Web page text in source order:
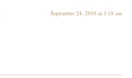
September 24, 2016 at 1:18 am